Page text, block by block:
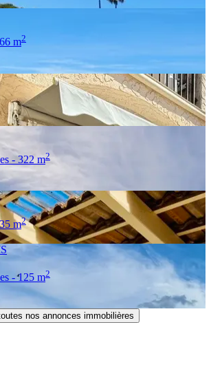
m2
- 322 m2
m2
- 125 m2
nos annonces immobilières